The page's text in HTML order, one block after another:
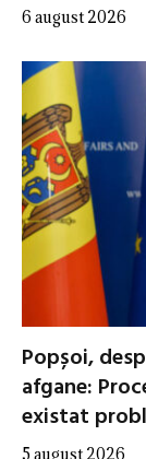
6 august 2026
Popșoi,
afgane:
existat
5 august 2026